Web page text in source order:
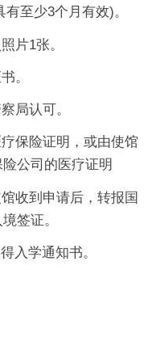
至少3个月有效)。
片1张。
。
局认可。
保险证明，或由使馆
公司的医疗证明
收到申请后，转报国
签证。
入学通知书。